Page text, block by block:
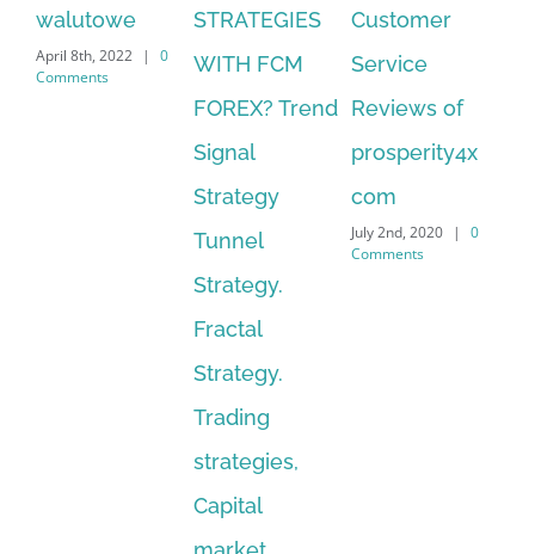
walutowe
April 8th, 2022 |
0
Comments
STRATEGIES
WITH FCM
FOREX? Trend
Signal
Strategy
Tunnel
Strategy.
Fractal
Strategy.
Trading
strategies,
Capital
Customer
Service
Reviews of
prosperity4x
com
July 2nd, 2020 |
0
Comments